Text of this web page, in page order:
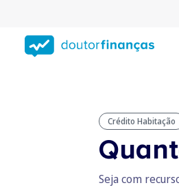
conteúdo
principal
Crédito Habitação
Seja com